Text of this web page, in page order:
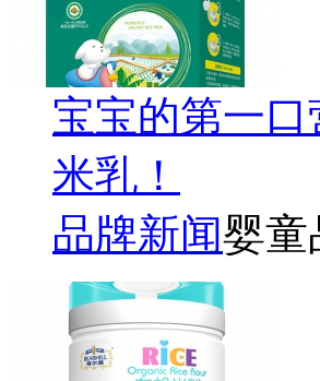
宝宝的第一
米乳！
品牌新闻婴童